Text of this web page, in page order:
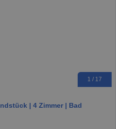
1 / 17
| 4 Zimmer | Bad